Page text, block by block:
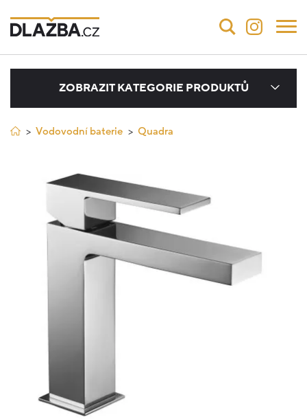
ZOBRAZIT KATEGORIE PRODUKTŮ
Vodovodní baterie Quadra